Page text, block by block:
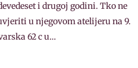
i drugoj godini. Tko ne
u njegovom atelijeru na 9.
62 c u…